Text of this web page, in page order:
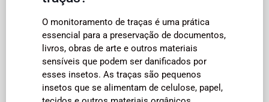
O monitoramento de traças é uma prática
essencial para a preservação de documentos,
livros, obras de arte e outros materiais
sensíveis que podem ser danificados por
esses insetos. As traças são pequenos
insetos que se alimentam de celulose, papel,